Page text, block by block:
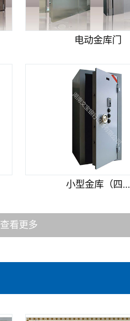
电动金库门
小型金库（四...
查看更多